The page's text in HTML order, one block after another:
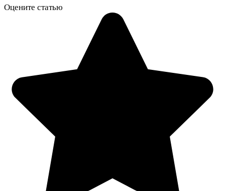
Оцените статью